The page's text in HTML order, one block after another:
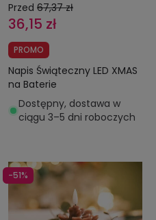
Przed 67,37 zł
36,15 zł
PROMO
Napis Świąteczny LED XMAS
na Baterie
Dostępny, dostawa w
ciągu 3–5 dni roboczych
-51%